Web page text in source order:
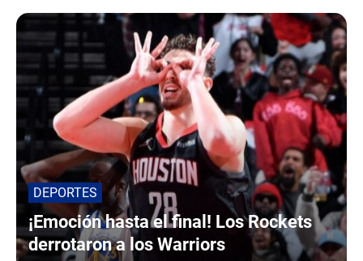
DEPORTES
¡Emoción hasta el final! Los Rockets
derrotaron a los Warriors